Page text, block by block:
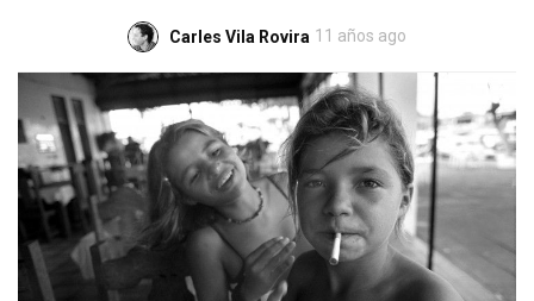
Carles Vila Rovira 11 años ago